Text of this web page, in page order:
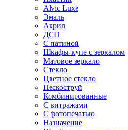
Alvic Luxe
Эмаль
Акрил
ДСП
С патиной
Шкафы-купе с зеркалом
Матовое зеркало
Стекло
Цветное стекло
Пескоструй
Комбинированные
С витражами
С фотопечатью
Назначение